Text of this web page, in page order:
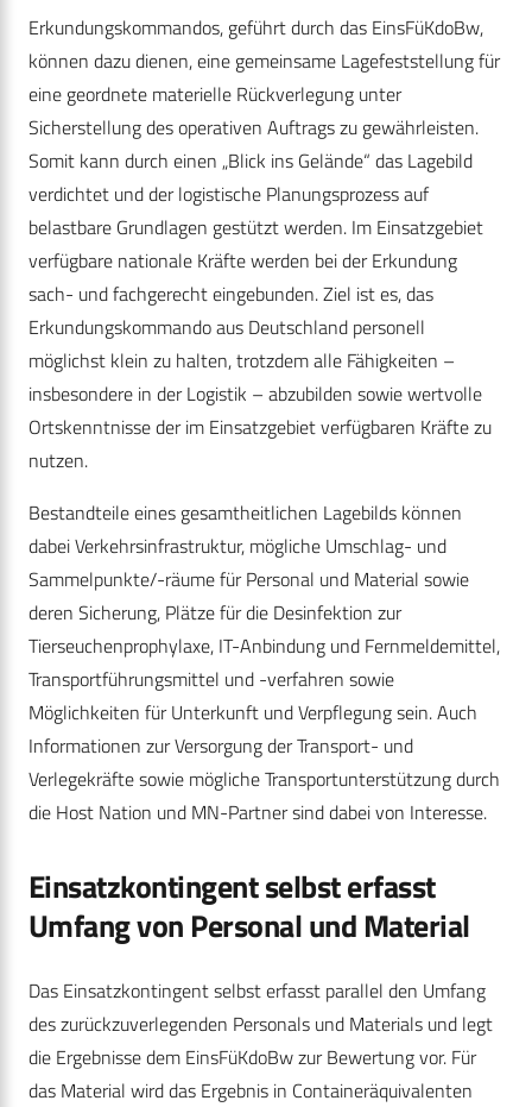
Erkundungskommandos, geführt durch das EinsFüKdoBw,
können dazu dienen, eine gemeinsame Lagefeststellung für
eine geordnete materielle Rückverlegung unter
Sicherstellung des operativen Auftrags zu gewährleisten.
Somit kann durch einen „Blick ins Gelände“ das Lagebild
verdichtet und der logistische Planungsprozess auf
belastbare Grundlagen gestützt werden. Im Einsatzgebiet
verfügbare nationale Kräfte werden bei der Erkundung
sach- und fachgerecht eingebunden. Ziel ist es, das
Erkundungskommando aus Deutschland personell
möglichst klein zu halten, trotzdem alle Fähigkeiten –
insbesondere in der Logistik – abzubilden sowie wertvolle
Ortskenntnisse der im Einsatzgebiet verfügbaren Kräfte zu
nutzen.
Bestandteile eines gesamtheitlichen Lagebilds können
dabei Verkehrsinfrastruktur, mögliche Umschlag- und
Sammelpunkte/-räume für Personal und Material sowie
deren Sicherung, Plätze für die Desinfektion zur
Tierseuchenprophylaxe, IT-Anbindung und Fernmeldemittel,
Transportführungsmittel und -verfahren sowie
Möglichkeiten für Unterkunft und Verpflegung sein. Auch
Informationen zur Versorgung der Transport- und
Verlegekräfte sowie mögliche Transportunterstützung durch
die Host Nation und MN-Partner sind dabei von Interesse.
Einsatzkontingent selbst erfasst
Umfang von Personal und Material
Das Einsatzkontingent selbst erfasst parallel den Umfang
des zurückzuverlegenden Personals und Materials und legt
die Ergebnisse dem EinsFüKdoBw zur Bewertung vor. Für
das Material wird das Ergebnis in Containeräquivalenten